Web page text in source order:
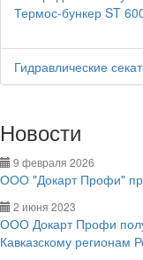
Термос-бункер ST
Гидравлические
Новости
9 февраля 2026
ООО "Докарт Профи"
2 июня 2023
ООО Докарт Профи
Кавказскому регионам